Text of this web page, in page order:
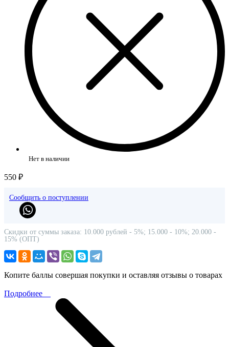
Нет в наличии
550 ₽
Сообщить о поступлении
Скидки от суммы заказа: 10.000 рублей - 5%; 15.000 - 10%; 20.000 -
15% (ОПТ)
Копите баллы совершая покупки и оставляя отзывы о товарах
Подробнее